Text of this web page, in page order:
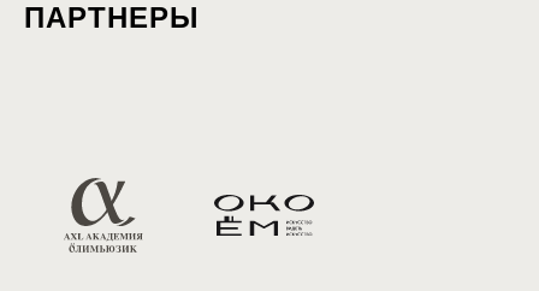
ПАРТНЕРЫ